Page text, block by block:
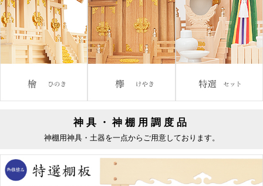
神具・神棚用調度品
神棚用神具・土器を一点からご用意しております。